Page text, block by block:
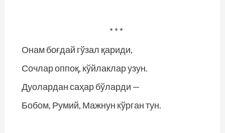
* * *
Онам боғдай гўзал қариди,
Сочлар оппоқ, кўйлаклар узун.
Дуолардан саҳар бўларди —
Бобом, Румий, Мажнун кўрган тун.